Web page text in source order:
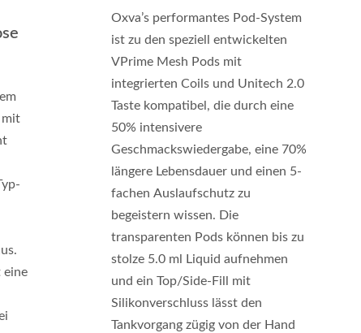
mit
eine
Oxva’s performantes Pod-System
ist zu den speziell entwickelten
VPrime Mesh Pods mit
integrierten Coils und Unitech 2.0
Taste kompatibel, die durch eine
50% intensivere
Geschmackswiedergabe, eine 70%
längere Lebensdauer und einen 5-
fachen Auslaufschutz zu
begeistern wissen. Die
transparenten Pods können bis zu
stolze 5.0 ml Liquid aufnehmen
und ein Top/Side-Fill mit
Silikonverschluss lässt den
Tankvorgang zügig von der Hand